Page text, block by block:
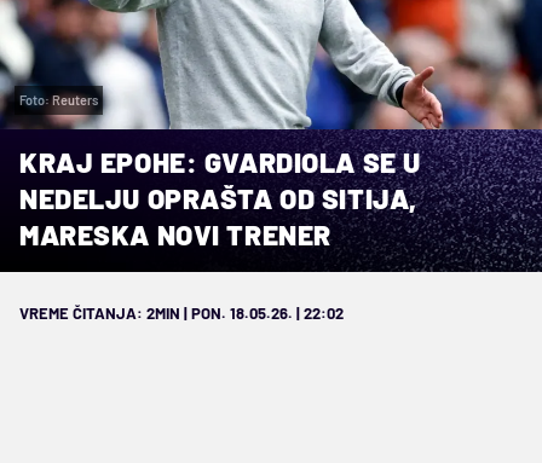
Foto: Reuters
KRAJ EPOHE: GVARDIOLA SE U
NEDELJU OPRAŠTA OD SITIJA,
MARESKA NOVI TRENER
VREME ČITANJA: 2MIN | PON. 18.05.26. | 22:02